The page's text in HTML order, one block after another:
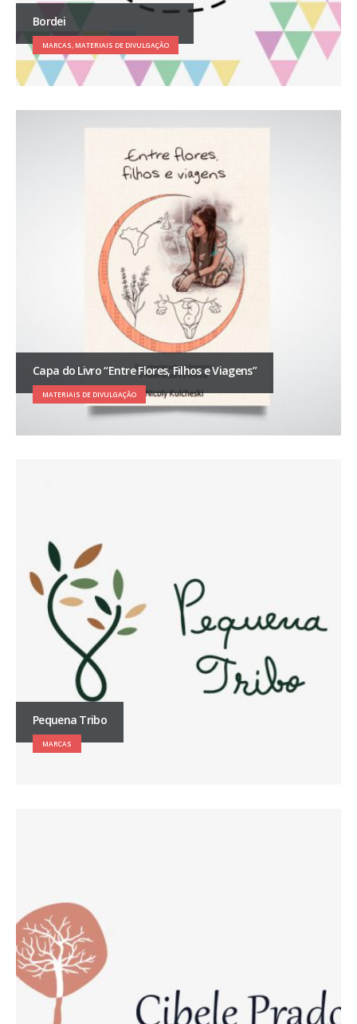
Bordei
MARCAS, MATERIAIS DE DIVULGAÇÃO
Capa do Livro “Entre Flores, Filhos e Viagens”
MATERIAIS DE DIVULGAÇÃO
Pequena Tribo
MARCAS